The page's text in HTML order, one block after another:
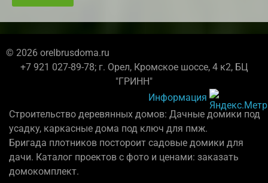
© 2026 orelbrusdoma.ru
+7 921 027-89-78; г. Орел, Кромское шоссе, 4 к2, БЦ
"ГРИНН"
Информация
Строительство деревянных домов: Дачные домики под
усадку, каркасные дома под ключ для пмж.
Бригада плотников постороит садовые домики для
дачи. Каталог проектов с фото и ценами: заказать
домокомплект.